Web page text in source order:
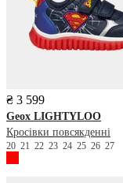
₴ 3 599
Geox LIGHTYLOO
Кросівки повсякденні
20 21 22 23 24 25 26 27